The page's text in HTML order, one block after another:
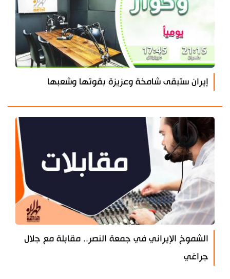
إيران ستبقى شامخة وعزيزة بقوتها وشعبها
الشموخ الإيراني في جمعة النصر.. مقابلة مع جلال
جراغي